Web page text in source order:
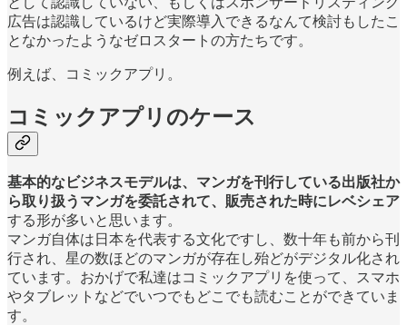
広告は認識しているけど実際導入できるなんて検討もしたこ
となかったようなゼロスタートの方たちです。
例えば、コミックアプリ。
コミックアプリのケース
基本的なビジネスモデルは、マンガを刊行している出版社か
ら取り扱うマンガを委託されて、販売された時にレベシェア
する形が多いと思います。
マンガ自体は日本を代表する文化ですし、数十年も前から刊
行され、星の数ほどのマンガが存在し殆どがデジタル化され
ています。おかげで私達はコミックアプリを使って、スマホ
やタブレットなどでいつでもどこでも読むことができていま
す。